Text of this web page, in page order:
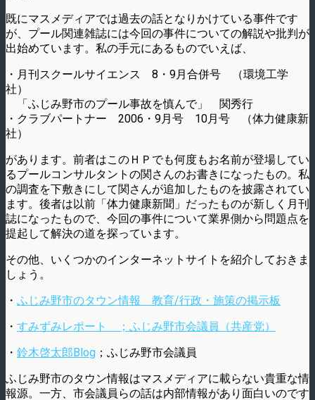
既にマスメディアでは過去の話となりかけている事件です
が、プール関連雑誌には今回の事件についての解説や批判が
出始めています。私の手元にあるものでいえば、
・月刊スクールサイエンス 8・9月合併号 （環境工学
社）
「ふじみ野市のプール事故を慎んで」 関秀行
・クラブパートナー 2006・9月号 10月号 （体力健康新
社）
があります。前者はこのＨＰでも何度もお名前が登場してい
るプールコンサルタントの関さんのお書きになったもの。私
の調査を下敷きにして関さんが追加したものを披露されてい
ます。後者は以前「体力健康新聞」だったものが新しく月刊
誌になったもので、今回の事件について業界側から問題点を
提起して解決の道を探っています。
その他、いくつかのインターネットサイトを紹介しておきま
しょう。
・ ふじみ野市のタウン情報 教育/行政・施策の掲示板
・ すみずみレポート ；ふじみ野市会議員（共産党）
・ 鈴木啓太郎Blog ；ふじみ野市会議員
ふじみ野市のタウン情報はマスメディアに載らない貴重な情
報源。一方、市会議員らの話は内部情報があり面白いのです